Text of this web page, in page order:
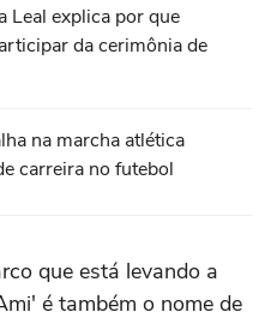
Leal explica por que
da cerimônia de
na marcha atlética
carreira no futebol
que está levando a
é também o nome de